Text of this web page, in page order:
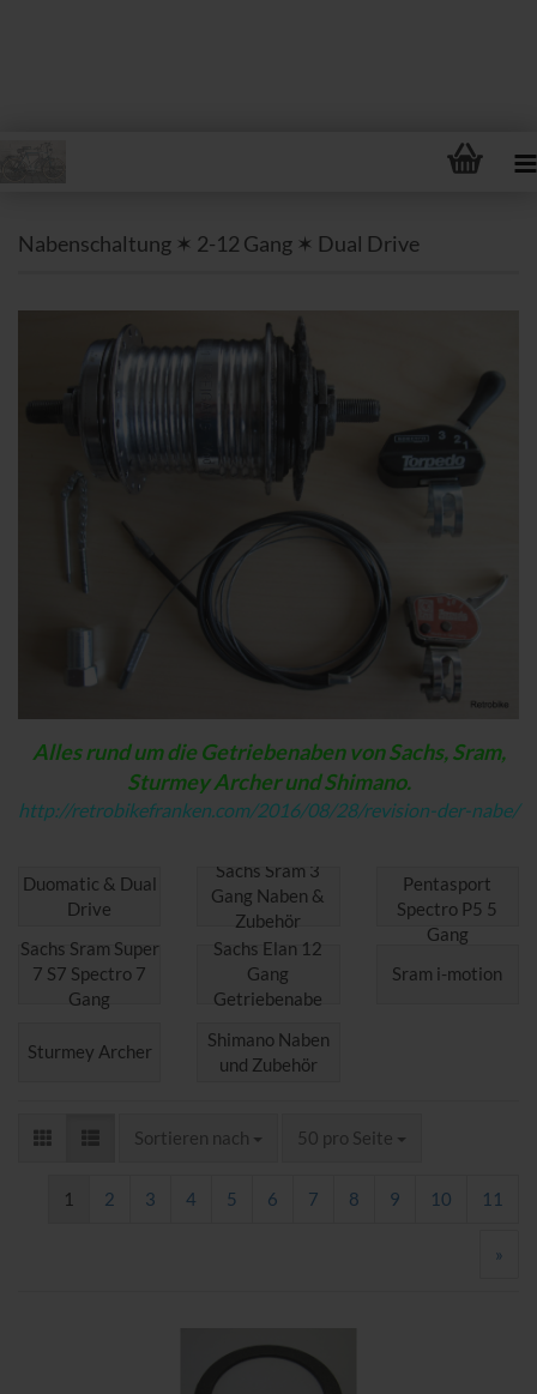
Nabenschaltung ✶ 2-12 Gang ✶ Dual Drive
Alles rund um die Getriebenaben von Sachs, Sram,
Sturmey Archer und Shimano.
http://retrobikefranken.com/2016/08/28/revision-der-nabe/
Duomatic & Dual
Drive
Sachs Sram 3
Gang Naben &
Zubehör
Pentasport
Spectro P5 5
Gang
Sachs Sram Super
7 S7 Spectro 7
Gang
Sachs Elan 12
Gang
Getriebenabe
Sram i-motion
Sturmey Archer
Shimano Naben
und Zubehör
Sortieren nach
Sortieren nach 50 pro Seite
pro Seite
1 2 3 4 5 6 7 8 9 10 11
»